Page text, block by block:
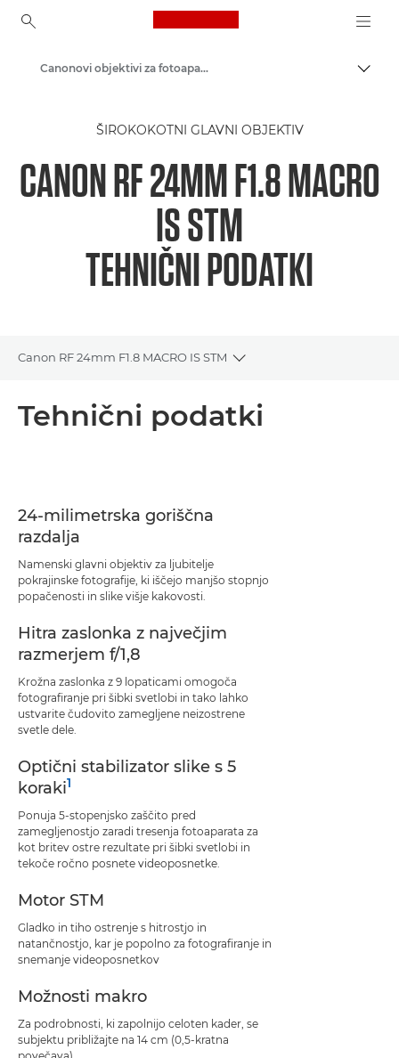
Canon Logo, back to
Canonovi objektivi za fotoaparate
ŠIROKOKOTNI GLAVNI OBJEKTIV
CANON RF 24MM F1.8 MACRO
IS STM
TEHNIČNI PODATKI
Canon RF 24mm F1.8 MACRO IS STM
Toggle breadcrumbs
Tehnični podatki
24-milimetrska goriščna
razdalja
Namenski glavni objektiv za ljubitelje
pokrajinske fotografije, ki iščejo manjšo stopnjo
popačenosti in slike višje kakovosti.
Hitra zaslonka z največjim
razmerjem f/1,8
Krožna zaslonka z 9 lopaticami omogoča
fotografiranje pri šibki svetlobi in tako lahko
ustvarite čudovito zamegljene neizostrene
svetle dele.
Optični stabilizator slike s 5
koraki1
Ponuja 5-stopenjsko zaščito pred
zamegljenostjo zaradi tresenja fotoaparata za
kot britev ostre rezultate pri šibki svetlobi in
tekoče ročno posnete videoposnetke.
Motor STM
Gladko in tiho ostrenje s hitrostjo in
natančnostjo, kar je popolno za fotografiranje in
snemanje videoposnetkov
Možnosti makro
Za podrobnosti, ki zapolnijo celoten kader, se
subjektu približajte na 14 cm (0,5-kratna